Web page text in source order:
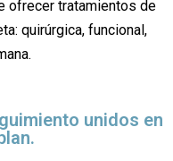
ofrecer tratamientos de
quirúrgica, funcional,
unidos en